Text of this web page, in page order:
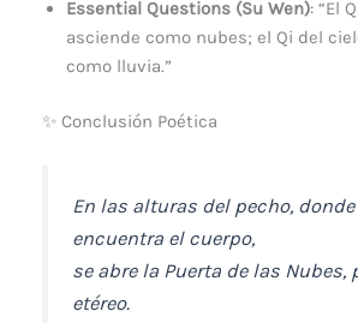
Essential Questions (Su Wen): “El
asciende como nubes; el Qi del
como lluvia.”
✨ Conclusión Poética
En las alturas del pecho,
encuentra el cuerpo,
se abre la Puerta de las Nubes,
etéreo.